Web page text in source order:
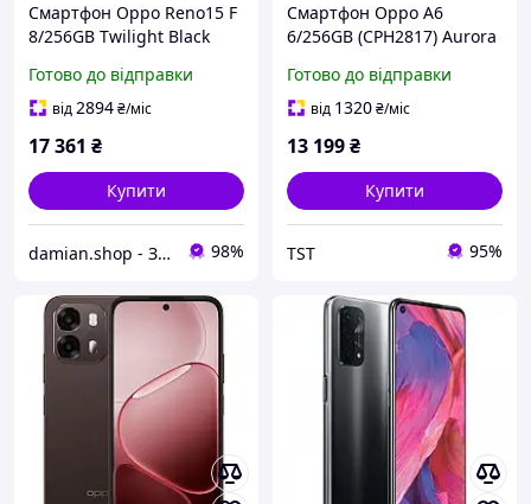
Смартфон Oppo Reno15 F
8/256GB Twilight Black
Готово до відправки
від2894₴/міс
17 361 ₴
Купити
damian.shop - Знайдеться все! Техніка і не лише... 98%
Смартфон Oppo A6
6/256GB (CPH2817) Aurora
Готово до відправки
від 1320₴/міс
13 199₴
Купити
TST 95%